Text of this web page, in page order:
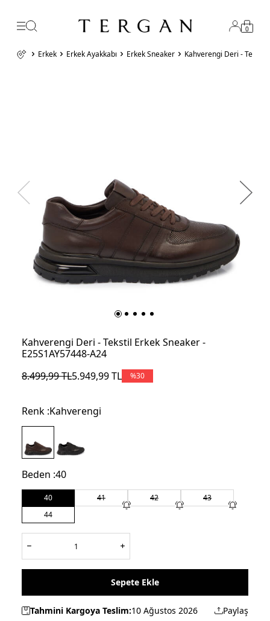
0
Erkek Erkek Ayakkabı Erkek Sneaker Kahverengi Deri - Tekstil
Kahverengi Deri - Tekstil Erkek Sneaker -
E25S1AY57448-A24
8.499,99TL5.949,99TL %30
Renk :Kahverengi
Beden :40
40 41 42
43
44
Sepete Ekle
Tahmini Kargoya Teslim:10 Ağustos 2026 Paylaş